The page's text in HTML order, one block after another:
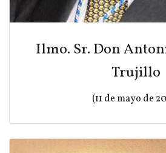
Ilmo. Sr. Don
Trujillo
(11 de mayo de